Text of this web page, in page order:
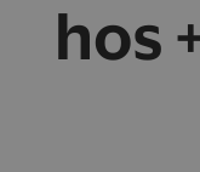
hos